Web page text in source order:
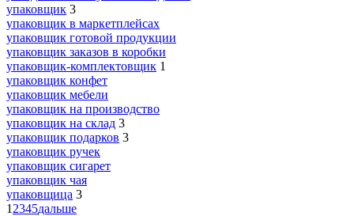
упаковщик 3
упаковщик в маркетплейсах
упаковщик готовой продукции
упаковщик заказов в коробки
упаковщик-комплектовщик 1
упаковщик конфет
упаковщик мебели
упаковщик на производство
упаковщик на склад 3
упаковщик подарков 3
упаковщик ручек
упаковщик сигарет
упаковщик чая
упаковщица 3
1 2345дальше